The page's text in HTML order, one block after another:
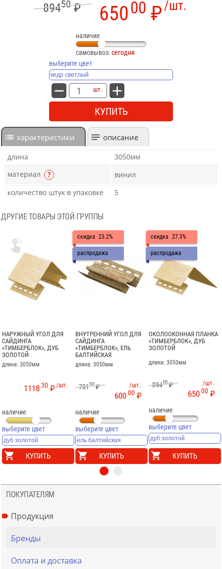
89450₽ /шт.
65000 ₽
наличие
самовывоз:сегодня
выберите цвет
шт.
КУПИТЬ
характеристики описание
длина
3050мм
материал
?
винил
количество штук в упаковке
5
ДРУГИЕ ТОВАРЫ ЭТОЙ ГРУППЫ
НАРУЖНЫЙ УГОЛ ДЛЯ
САЙДИНГА
«ТИМБЕРБЛОК», ДУБ
ЗОЛОТОЙ
длина: 3050мм
/шт.
111830 ₽
наличие
выберите цвет
КУПИТЬ
скидка 23.2%
распродажа
ВНУТРЕННИЙ УГОЛ ДЛЯ
САЙДИНГА
«ТИМБЕРБЛОК», ЕЛЬ
БАЛТИЙСКАЯ
длина: 3050мм
78150₽ /шт.
60000 ₽
наличие
выберите цвет
КУПИТЬ
скидка 27.3%
распродажа
ОКОЛООКОННАЯ ПЛАНКА
«ТИМБЕРБЛОК», ДУБ
ЗОЛОТОЙ
длина: 3050мм
89450₽ /шт.
65000 ₽
наличие
выберите цвет
КУПИТЬ

ПОКУПАТЕЛЯМ
Продукция
Бренды
Оплата и доставка